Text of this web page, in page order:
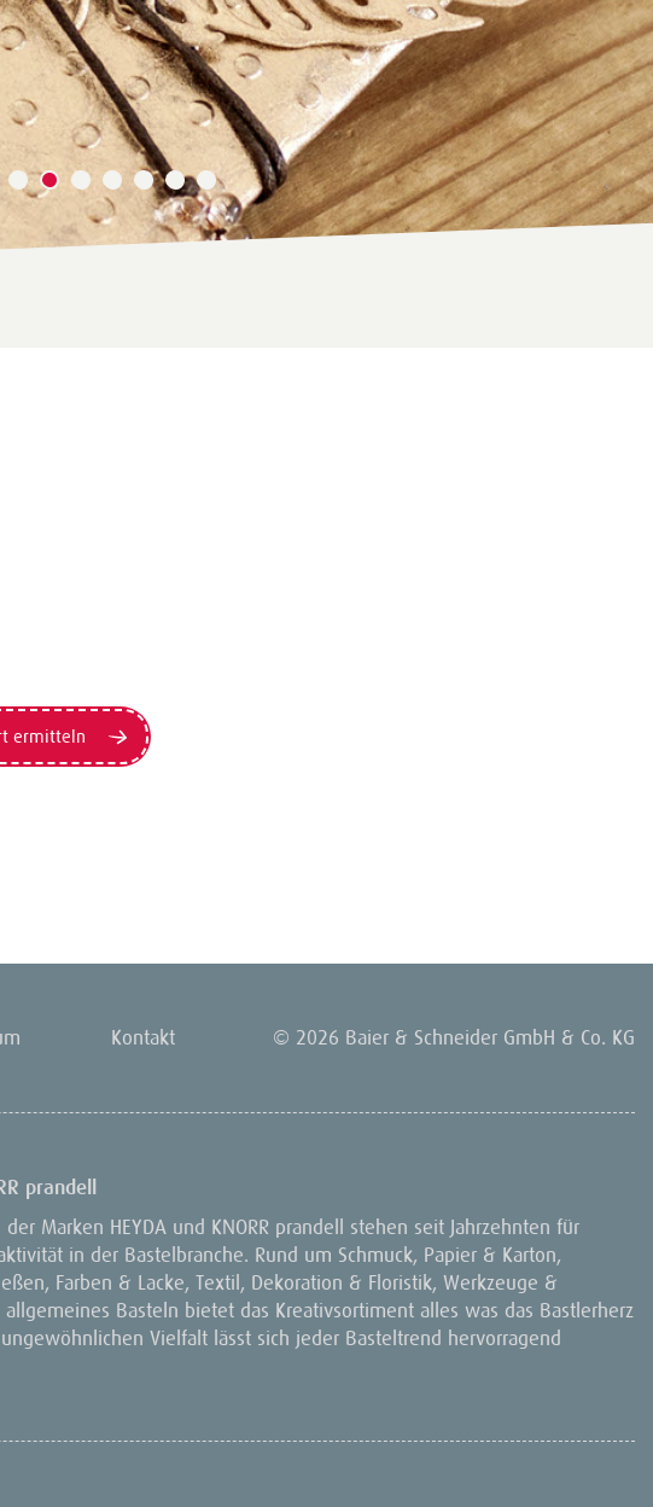
ermitteln
Kontakt © 2026 Baier & Schneider GmbH & Co. KG
prandell
Marken HEYDA und KNORR prandell stehen seit Jahrzehnten für
in der Bastelbranche. Rund um Schmuck, Papier & Karton,
Farben & Lacke, Textil, Dekoration & Floristik, Werkzeuge &
Basteln bietet das Kreativsortiment alles was das Bastlerherz
Vielfalt lässt sich jeder Basteltrend hervorragend